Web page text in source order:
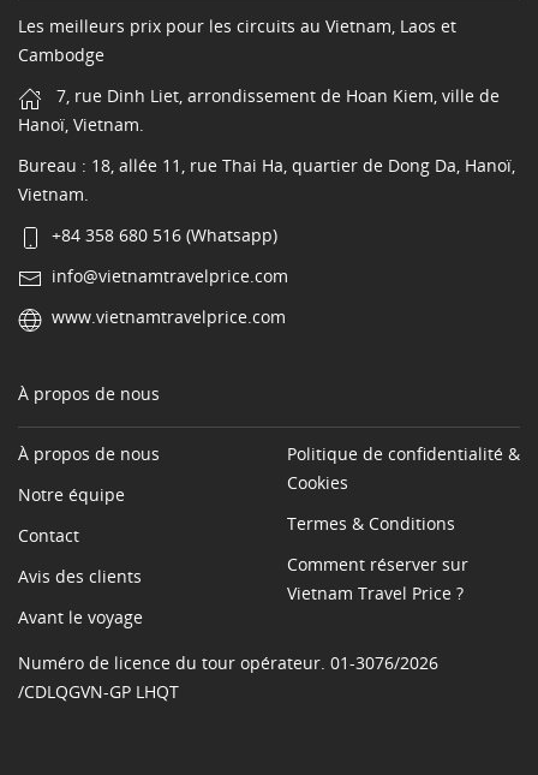
Les meilleurs prix pour les circuits au Vietnam, Laos et
Cambodge
7, rue Dinh Liet, arrondissement de Hoan Kiem, ville de
Hanoï, Vietnam.
Bureau : 18, allée 11, rue Thai Ha, quartier de Dong Da, Hanoï,
Vietnam.
+84 358 680 516 (Whatsapp)
info@vietnamtravelprice.com
www.vietnamtravelprice.com
À propos de nous
À propos de nous
Notre équipe
Contact
Avis des clients
Avant le voyage
Politique de confidentialité &
Cookies
Termes & Conditions
Comment réserver sur
Vietnam Travel Price ?
Numéro de licence du tour opérateur. 01-3076/2026
/CDLQGVN-GP LHQT